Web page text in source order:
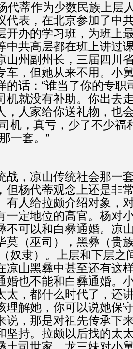
代蒂作为少数民族上层
代表，在北京参加了中
开办的学习班，为班上
中共高层都在班上讲过
山州副州长，三届四川
车，但她从来不用。 小
的话：“谁当了你的专职
机就没有补助。你出去
，人家给你送礼物，也
机，真亏，少了不少福
一套。”
战，凉山传统社会那一
但杨代蒂观念上还是非
有人给拉颇介绍对象，
一定地位的高官。杨对
不可以和白彝通婚。凉
莫（巫司），黑彝（贵
奴隶）。上层和下层之
凉山黑彝中甚至还有这
婚也不能和白彝通婚。
太，都什么时代了，还
理解她，你可以说她保
说，那是对祖先传承下
坚持。拉颇以后找的太
土司世家。龙三妹对小